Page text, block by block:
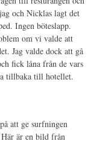
och Nicklas lagt det
Ingen böteslapp.
om vi valde att
Jag valde dock att gå
fick låna från de vars
tillbaka till hotellet.
att ge surfningen
är en bild från